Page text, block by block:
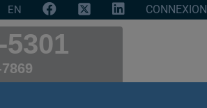
EN CONNEXION
5301